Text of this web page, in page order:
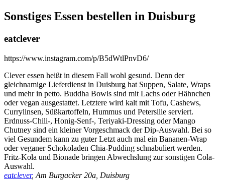
Sonstiges Essen bestellen in Duisburg
eatclever
https://www.instagram.com/p/B5dWtlPnvD6/
Clever essen heißt in diesem Fall wohl gesund. Denn der
gleichnamige Lieferdienst in Duisburg hat Suppen, Salate, Wraps
und mehr in petto. Buddha Bowls sind mit Lachs oder Hähnchen
oder vegan ausgestattet. Letztere wird kalt mit Tofu, Cashews,
Currylinsen, Süßkartoffeln, Hummus und Petersilie serviert.
Erdnuss-Chili-, Honig-Senf-, Teriyaki-Dressing oder Mango
Chutney sind ein kleiner Vorgeschmack der Dip-Auswahl. Bei so
viel Gesundem kann zu guter Letzt auch mal ein Bananen-Wrap
oder veganer Schokoladen Chia-Pudding schnabuliert werden.
Fritz-Kola und Bionade bringen Abwechslung zur sonstigen Cola-
Auswahl.
eatclever, Am Burgacker 20a, Duisburg